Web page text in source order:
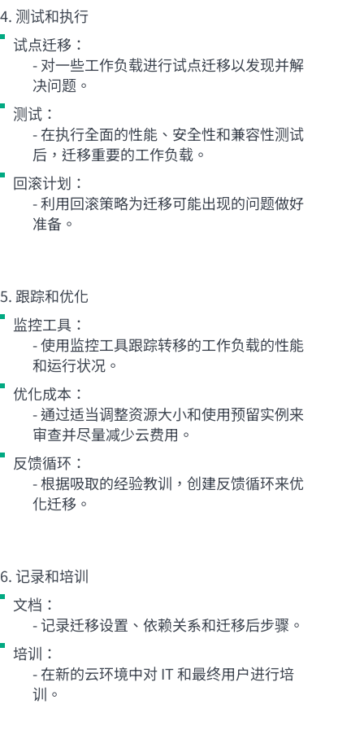
4. 测试和执行
试点迁移：
- 对一些工作负载进行试点迁移以发现并解
决问题。
测试：
- 在执行全面的性能、安全性和兼容性测试
后，迁移重要的工作负载。
回滚计划：
- 利用回滚策略为迁移可能出现的问题做好
准备。
5. 跟踪和优化
监控工具：
- 使用监控工具跟踪转移的工作负载的性能
和运行状况。
优化成本：
- 通过适当调整资源大小和使用预留实例来
审查并尽量减少云费用。
反馈循环：
- 根据吸取的经验教训，创建反馈循环来优
化迁移。
6. 记录和培训
文档：
- 记录迁移设置、依赖关系和迁移后步骤。
培训：
- 在新的云环境中对 IT 和最终用户进行培
训。